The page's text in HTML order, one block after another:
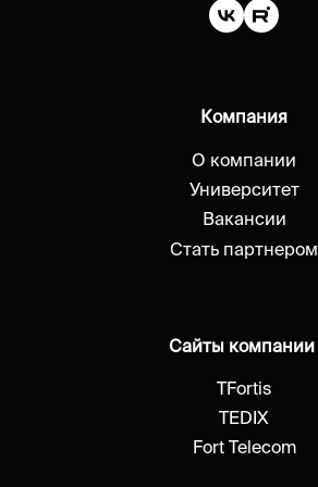
Компания
О компании
Университет
Вакансии
Стать партнером
Сайты компании
TFortis
TEDIX
Fort Telecom